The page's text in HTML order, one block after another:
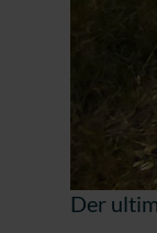
Der